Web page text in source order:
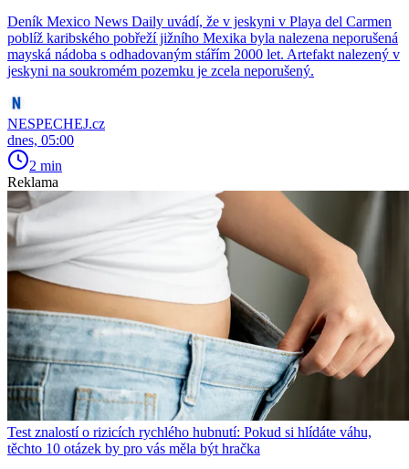
Deník Mexico News Daily uvádí, že v jeskyni v Playa del Carmen
poblíž karibského pobřeží jižního Mexika byla nalezena neporušená
mayská nádoba s odhadovaným stářím 2000 let. Artefakt nalezený v
jeskyni na soukromém pozemku je zcela neporušený.
NESPECHEJ.cz
dnes, 05:00
2 min
Reklama
Test znalostí o rizicích rychlého hubnutí: Pokud si hlídáte váhu,
těchto 10 otázek by pro vás měla být hračka